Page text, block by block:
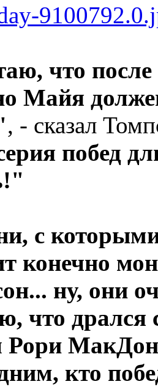
что
Майя
, - сказал
побед
с
конечно
ну, они
что
Рори
кто